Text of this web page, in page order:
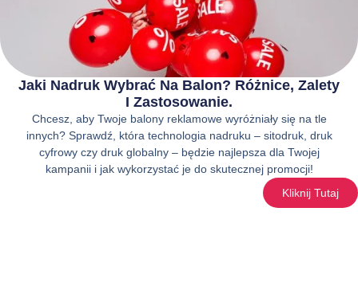
Jaki Nadruk Wybrać Na Balon? Różnice, Zalety
I Zastosowanie.
Chcesz, aby Twoje balony reklamowe wyróżniały się na tle
innych? Sprawdź, która technologia nadruku – sitodruk, druk
cyfrowy czy druk globalny – będzie najlepsza dla Twojej
kampanii i jak wykorzystać je do skutecznej promocji!
Kliknij Tutaj